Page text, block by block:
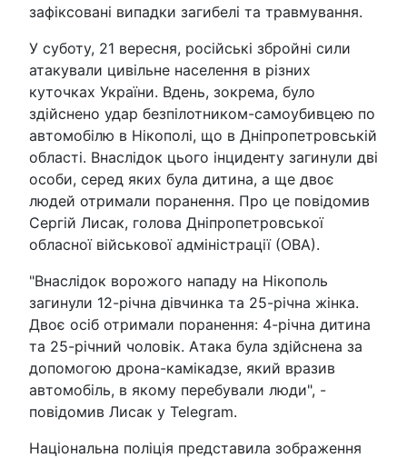
зафіксовані випадки загибелі та травмування.
У суботу, 21 вересня, російські збройні сили
атакували цивільне населення в різних
куточках України. Вдень, зокрема, було
здійснено удар безпілотником-самоубивцею по
автомобілю в Нікополі, що в Дніпропетровській
області. Внаслідок цього інциденту загинули дві
особи, серед яких була дитина, а ще двоє
людей отримали поранення. Про це повідомив
Сергій Лисак, голова Дніпропетровської
обласної військової адміністрації (ОВА).
"Внаслідок ворожого нападу на Нікополь
загинули 12-річна дівчинка та 25-річна жінка.
Двоє осіб отримали поранення: 4-річна дитина
та 25-річний чоловік. Атака була здійснена за
допомогою дрона-камікадзе, який вразив
автомобіль, в якому перебували люди", -
повідомив Лисак у Telegram.
Національна поліція представила зображення